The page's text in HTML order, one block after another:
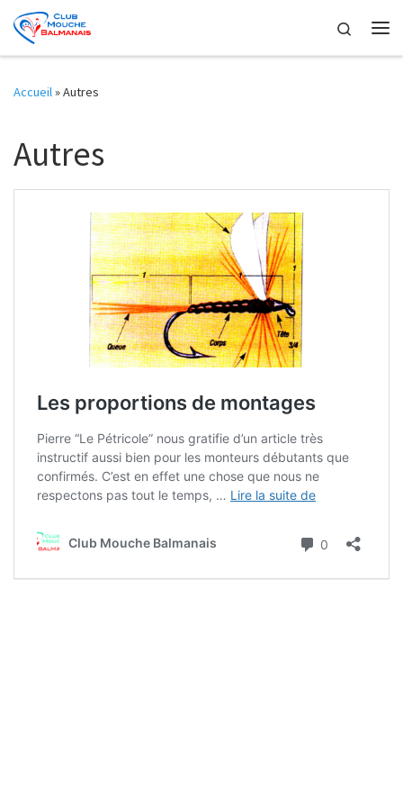
Skip to content
Search
Accueil»Autres
Autres